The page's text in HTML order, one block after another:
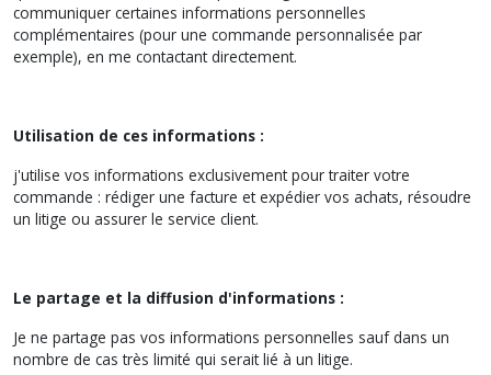
communiquer certaines informations personnelles
complémentaires (pour une commande personnalisée par
exemple), en me contactant directement.
Utilisation de ces informations :
j'utilise vos informations exclusivement pour traiter votre
commande : rédiger une facture et expédier vos achats, résoudre
un litige ou assurer le service client.
Le partage et la diffusion d'informations :
Je ne partage pas vos informations personnelles sauf dans un
nombre de cas très limité qui serait lié à un litige.